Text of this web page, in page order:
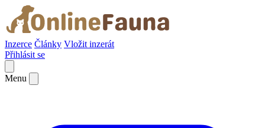
Inzerce Články Vložit inzerát
Přihlásit se
Menu